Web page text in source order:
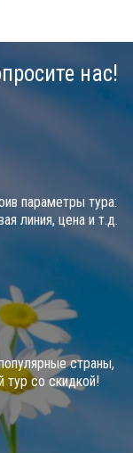
нас!
параметры тура:
линия, цена и т.д.
страны,
тур со скидкой!